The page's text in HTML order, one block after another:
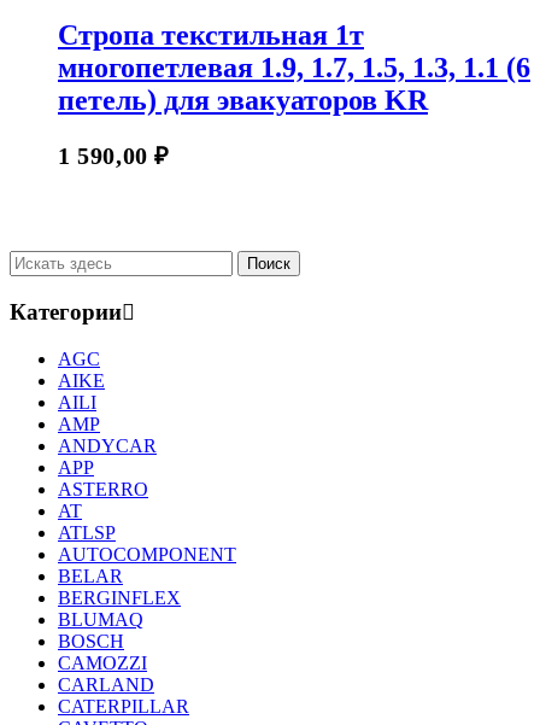
Стропа текстильная 1т
многопетлевая 1.9, 1.7, 1.5, 1.3, 1.1 (6
петель) для эвакуаторов KR
1 590,00₽
Категории
AGC
AIKE
AILI
AMP
ANDYCAR
APP
ASTERRO
AT
ATLSP
AUTOCOMPONENT
BELAR
BERGINFLEX
BLUMAQ
BOSCH
CAMOZZI
CARLAND
CATERPILLAR